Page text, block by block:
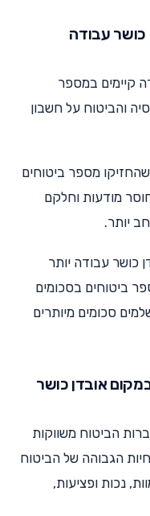
כושר עבודה
קיימים במספר
והביטוח על חשבון
מספר ביטוחים
מודעות וחלקם
יותר.
כושר עבודה יותר
במספר ביטוחים בסכומים
סכומים מיותרים
אובדן כושר
הביטוח משווקות
הגבוהה של הביטוח
נכות ופציעות,